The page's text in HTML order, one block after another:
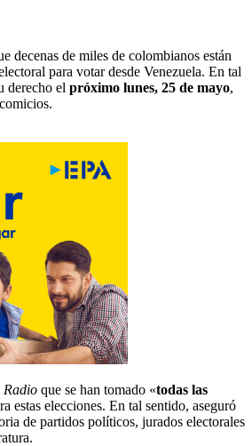
decenas de miles de colombianos están
para votar desde Venezuela. En tal
derecho el próximo lunes, 25 de mayo,
Radio que se han tomado «todas las
estas elecciones. En tal sentido, aseguró
de partidos políticos, jurados electorales